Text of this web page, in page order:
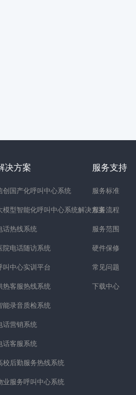
决方案
创国产化呼叫中心系统
模型智能化呼叫中心系统解决方案
话热线系统
院电话随访系统
叫中心实训平台
热客服热线系统
能录音质检系统
话营销系统
话客服系统
校后勤服务热线系统
业服务呼叫中心系统
服务支持
服务标准
服务流程
服务范围
硬件保修
常见问题
下载中心